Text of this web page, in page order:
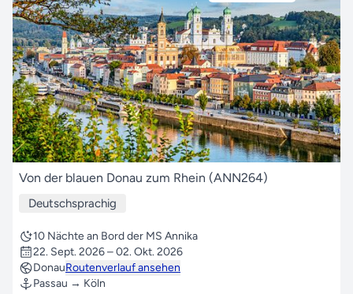
Von der blauen Donau zum Rhein (ANN264)
Deutschsprachig
10 Nächte an Bord der MS Annika
22. Sept. 2026 – 02. Okt. 2026
DonauRoutenverlauf ansehen
Passau → Köln